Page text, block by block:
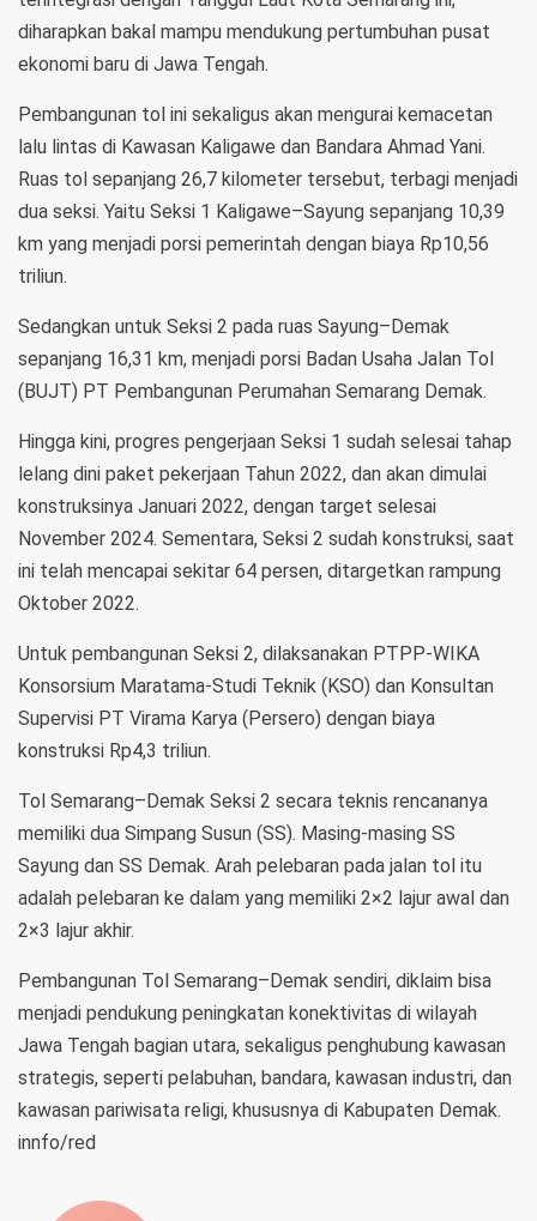
diharapkan bakal mampu mendukung pertumbuhan pusat
ekonomi baru di Jawa Tengah.
Pembangunan tol ini sekaligus akan mengurai kemacetan
lalu lintas di Kawasan Kaligawe dan Bandara Ahmad Yani.
Ruas tol sepanjang 26,7 kilometer tersebut, terbagi menjadi
dua seksi. Yaitu Seksi 1 Kaligawe–Sayung sepanjang 10,39
km yang menjadi porsi pemerintah dengan biaya Rp10,56
triliun.
Sedangkan untuk Seksi 2 pada ruas Sayung–Demak
sepanjang 16,31 km, menjadi porsi Badan Usaha Jalan Tol
(BUJT) PT Pembangunan Perumahan Semarang Demak.
Hingga kini, progres pengerjaan Seksi 1 sudah selesai tahap
lelang dini paket pekerjaan Tahun 2022, dan akan dimulai
konstruksinya Januari 2022, dengan target selesai
November 2024. Sementara, Seksi 2 sudah konstruksi, saat
ini telah mencapai sekitar 64 persen, ditargetkan rampung
Oktober 2022.
Untuk pembangunan Seksi 2, dilaksanakan PTPP-WIKA
Konsorsium Maratama-Studi Teknik (KSO) dan Konsultan
Supervisi PT Virama Karya (Persero) dengan biaya
konstruksi Rp4,3 triliun.
Tol Semarang–Demak Seksi 2 secara teknis rencananya
memiliki dua Simpang Susun (SS). Masing-masing SS
Sayung dan SS Demak. Arah pelebaran pada jalan tol itu
adalah pelebaran ke dalam yang memiliki 2×2 lajur awal dan
2×3 lajur akhir.
Pembangunan Tol Semarang–Demak sendiri, diklaim bisa
menjadi pendukung peningkatan konektivitas di wilayah
Jawa Tengah bagian utara, sekaligus penghubung kawasan
strategis, seperti pelabuhan, bandara, kawasan industri, dan
kawasan pariwisata religi, khususnya di Kabupaten Demak.
innfo/red